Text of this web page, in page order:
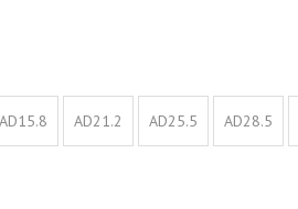
AD15.8 AD21.2 AD25.5 AD28.5